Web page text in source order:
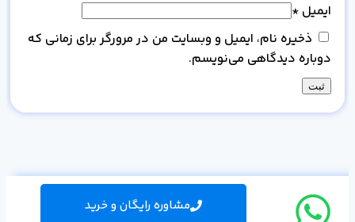
ایمیل *
ذخیره نام، ایمیل و وبسایت من در مرورگر برای زمانی که
دوباره دیدگاهی می‌نویسم.
مشاوره رایگان و خرید